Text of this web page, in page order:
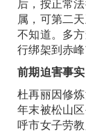
属，可第二
不知道。多
行绑架到赤
前期迫害事实
杜再丽因修
年末被松山
呼市女子劳教